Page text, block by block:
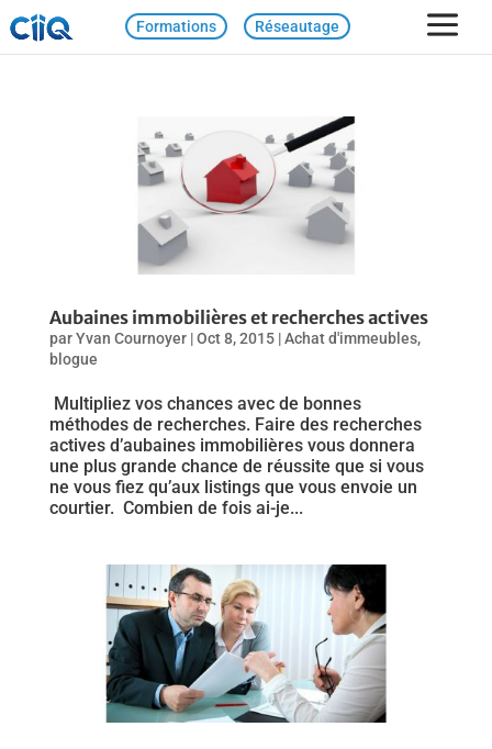
Formations Réseautage
Aubaines immobilières et recherches actives
parYvan Cournoyer|Oct 8, 2015|Achat d'immeubles,
blogue
Multipliez vos chances avec de bonnes
méthodes de recherches. Faire des recherches
actives d’aubaines immobilières vous donnera
une plus grande chance de réussite que si vous
ne vous fiez qu’aux listings que vous envoie un
courtier. Combien de fois ai-je...